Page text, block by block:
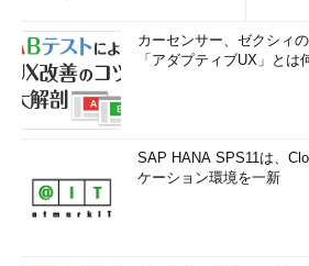
カーセンサー、ゼクシィ
「アダプティブUX」とは
SAP HANA SPS11は、
ケーション環境を一新